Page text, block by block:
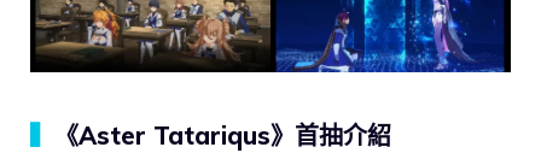
《Aster Tatariqus》首抽介紹